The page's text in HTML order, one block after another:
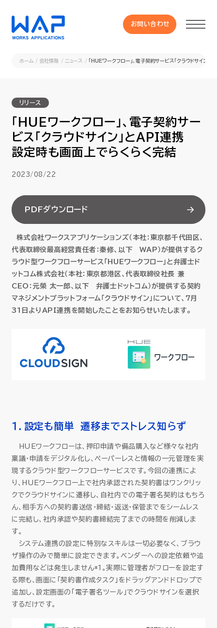
お問い合わせ
HUE 機能一覧
サービス
事例
セミナー
お役立ち情報
採用
会社情報
資料ダウンロード
ホーム 会社情報 ニュース 「HUEワークフロー」、電子契約サービス「クラウドサイン
リリース
「HUEワークフロー」、電子契約サー
ビス「クラウドサイン」とAPI連携
設定時も画面上でらくらく完結
2023/08/22
PDFダウンロード
株式会社ワークスアプリケーションズ（本社：東京都千代田区、
代表取締役最高経営責任者：秦修、以下 WAP）が提供するク
ラウド型ワークフローサービス「HUEワークフロー」と弁護士ド
ットコム株式会社（本社：東京都港区、代表取締役社長 兼
CEO：元榮 太一郎、以下 弁護士ドットコム）が提供する契約
マネジメントプラットフォーム「クラウドサイン」について、7月
31日よりAPI連携を開始したことをお知らせいたします。
１．設定も簡単 遷移までストレス知らず
HUEワークフローは、押印申請や備品購入など様々な社内
稟議・申請をデジタル化し、ペーパーレスと情報の一元管理を実
現するクラウド型ワークフローサービスです。今回の連携によ
り、HUEワークフロー上で社内承認された契約書はワンクリッ
クでクラウドサインに遷移し、自社内での電子署名契約はもちろ
ん、相手方への契約書送信・締結・返送・保管までをシームレス
に完結し、社内承認や契約書締結完了までの時間を削減しま
す。
システム連携の設定に特別なスキルは一切必要なく、ブラウ
ザ操作のみで簡単に設定できます。ベンダーへの設定依頼や追
加費用などは発生しません*1 。実際に管理者がフローを設定す
る際も、画面に「契約書作成タスク」をドラッグアンドドロップで
追加し、設定画面の「電子署名ツール」でクラウドサインを選択
するだけです。
お問い合わせ